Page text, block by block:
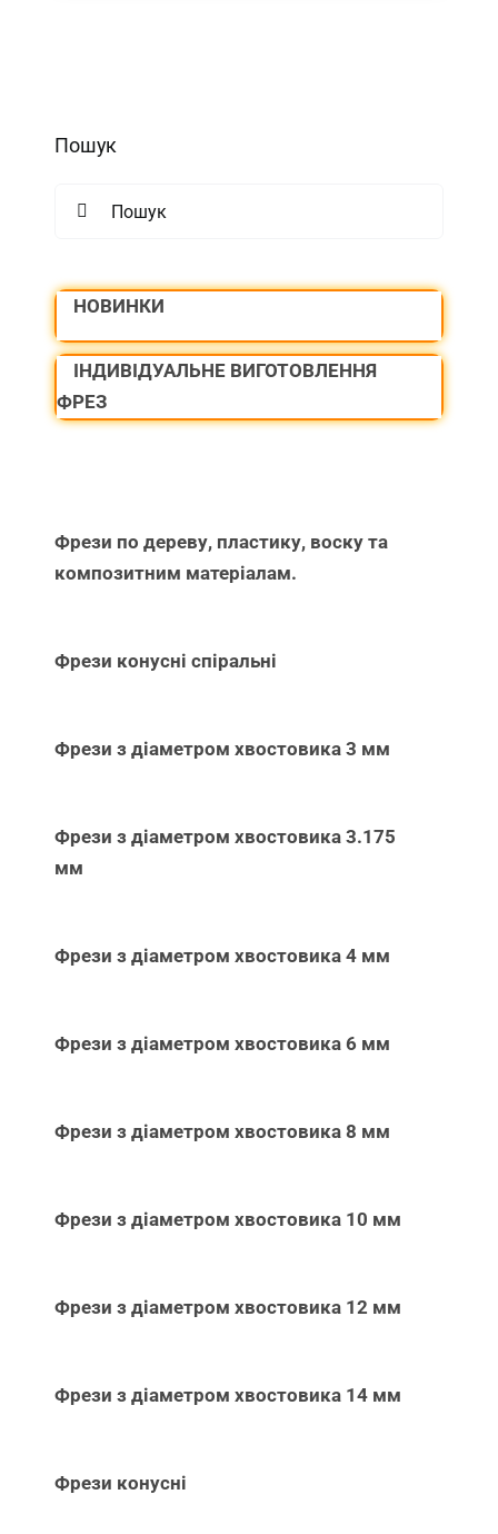
Пошук
НОВИНКИ
ІНДИВІДУАЛЬНЕ ВИГОТОВЛЕННЯ
ФРЕЗ
Фрези по дереву, пластику, воску та
композитним матеріалам.
Фрези конусні спіральні
Фрези з діаметром хвостовика 3 мм
Фрези з діаметром хвостовика 3.175
мм
Фрези з діаметром хвостовика 4 мм
Фрези з діаметром хвостовика 6 мм
Фрези з діаметром хвостовика 8 мм
Фрези з діаметром хвостовика 10 мм
Фрези з діаметром хвостовика 12 мм
Фрези з діаметром хвостовика 14 мм
Фрези конусні